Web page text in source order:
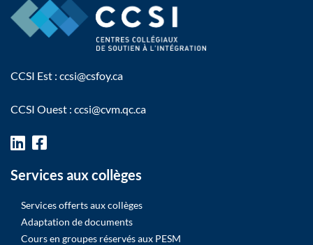
CCSI Est : ccsi@csfoy.ca
CCSI Ouest : ccsi@cvm.qc.ca
Services aux collèges
Services offerts aux collèges
Adaptation de documents
Cours en groupes réservés aux PESM